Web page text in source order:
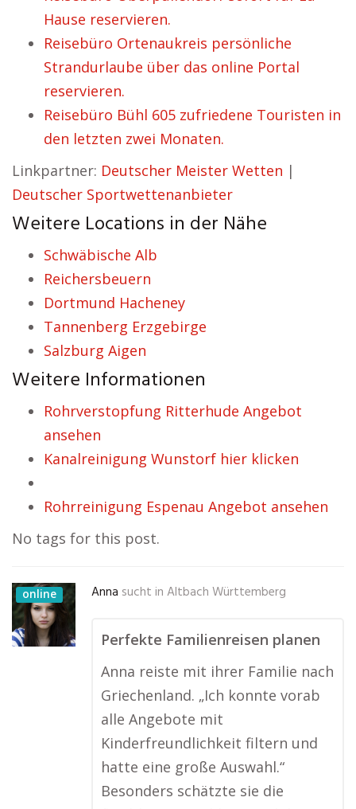
Hause reservieren.
Reisebüro Ortenaukreis persönliche
Strandurlaube über das online Portal
reservieren.
Reisebüro Bühl 605 zufriedene Touristen in
den letzten zwei Monaten.
Linkpartner: Deutscher Meister Wetten |
Deutscher Sportwettenanbieter
Weitere Locations in der Nähe
Schwäbische Alb
Reichersbeuern
Dortmund Hacheney
Tannenberg Erzgebirge
Salzburg Aigen
Weitere Informationen
Rohrverstopfung Ritterhude Angebot
ansehen
Kanalreinigung Wunstorf hier klicken
Rohrreinigung Espenau Angebot ansehen
No tags for this post.
online Anna sucht in Altbach Württemberg
Perfekte Familienreisen planen
Anna reiste mit ihrer Familie nach
Griechenland. „Ich konnte vorab
alle Angebote mit
Kinderfreundlichkeit filtern und
hatte eine große Auswahl.“
Besonders schätzte sie die